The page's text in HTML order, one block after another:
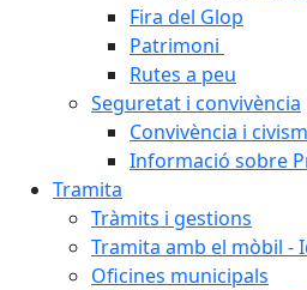
Fira del Glop
Patrimoni
Rutes a peu
Seguretat i convivència
Convivència i
Informació sobre
Tramita
Tràmits i gestions
Tramita amb el mòbil -
Oficines municipals